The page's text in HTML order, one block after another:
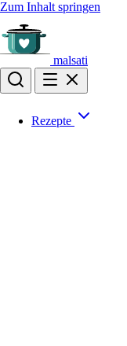
Zum Inhalt springen
malsati
Rezepte